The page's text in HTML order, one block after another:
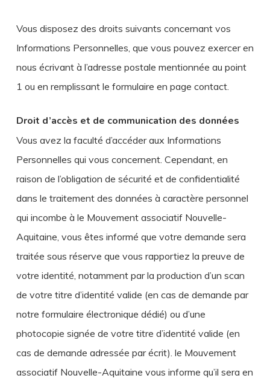
Vous disposez des droits suivants concernant vos
Informations Personnelles, que vous pouvez exercer en
nous écrivant à l’adresse postale mentionnée au point
1 ou en remplissant le formulaire en page contact.
Droit d’accès et de communication des données
Vous avez la faculté d’accéder aux Informations
Personnelles qui vous concernent. Cependant, en
raison de l’obligation de sécurité et de confidentialité
dans le traitement des données à caractère personnel
qui incombe à le Mouvement associatif Nouvelle-
Aquitaine, vous êtes informé que votre demande sera
traitée sous réserve que vous rapportiez la preuve de
votre identité, notamment par la production d’un scan
de votre titre d’identité valide (en cas de demande par
notre formulaire électronique dédié) ou d’une
photocopie signée de votre titre d’identité valide (en
cas de demande adressée par écrit). le Mouvement
associatif Nouvelle-Aquitaine vous informe qu’il sera en